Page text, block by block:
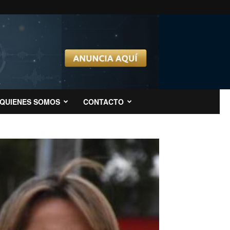
QUIENES SOMOS CONTACTO